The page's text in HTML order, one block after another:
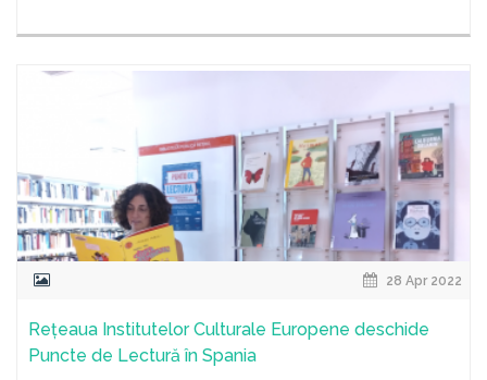
28 Apr 2022
Rețeaua Institutelor Culturale Europene deschide
Puncte de Lectură în Spania